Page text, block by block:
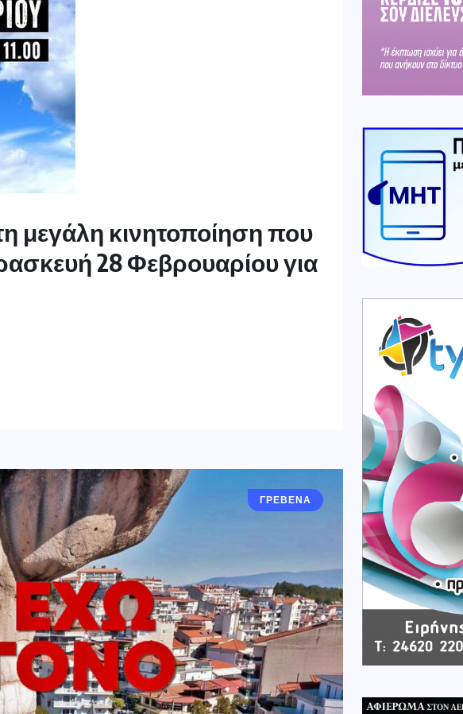
μεγάλη κινητοποίηση που
28 Φεβρουαρίου για
ΓΡΕΒΕΝΑ